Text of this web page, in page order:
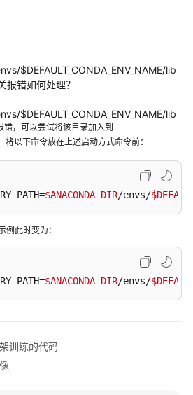
$DEFAULT_CONDA_ENV_NAME/lib
报错如何处理？
$DEFAULT_CONDA_ENV_NAME/lib
错，可以尝试将该目录加入到
将以下命令放在上述启动方式命令前：
$ANACONDA_DIR/envs/
例此时变为：
$ANACONDA_DIR/envs/
训练的代码